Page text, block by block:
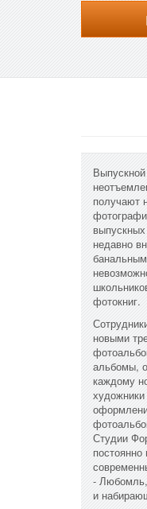
получают
недавно
фотокниг.
новыми
альбомы,
каждому
Студии
- Любомль,
и